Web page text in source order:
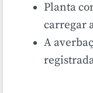
Planta
carregar
A